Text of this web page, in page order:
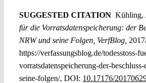
SUGGESTED CITATION Kühling,
für die Vorratsdatenspeicherung: der
NRW und seine Folgen, VerfBlog,
https://verfassungsblog.de/todesstoss-
vorratsdatenspeicherung-der-
seine-folgen/, DOI: 10.17176/